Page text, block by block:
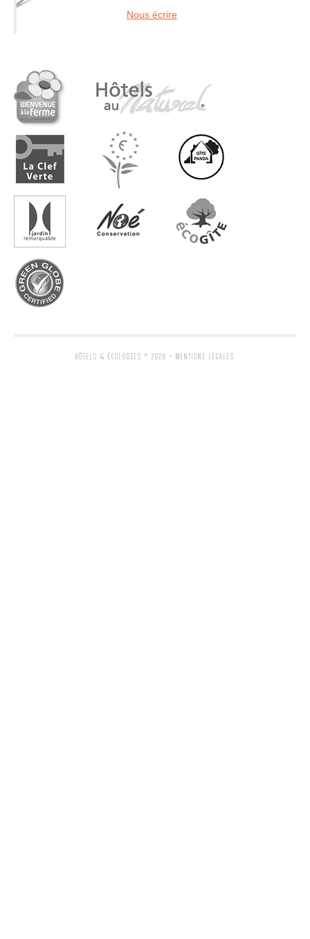
Nous écrire
HÔTELS & ÉCOLODGES ® 2026 • MENTIONS LÉGALES